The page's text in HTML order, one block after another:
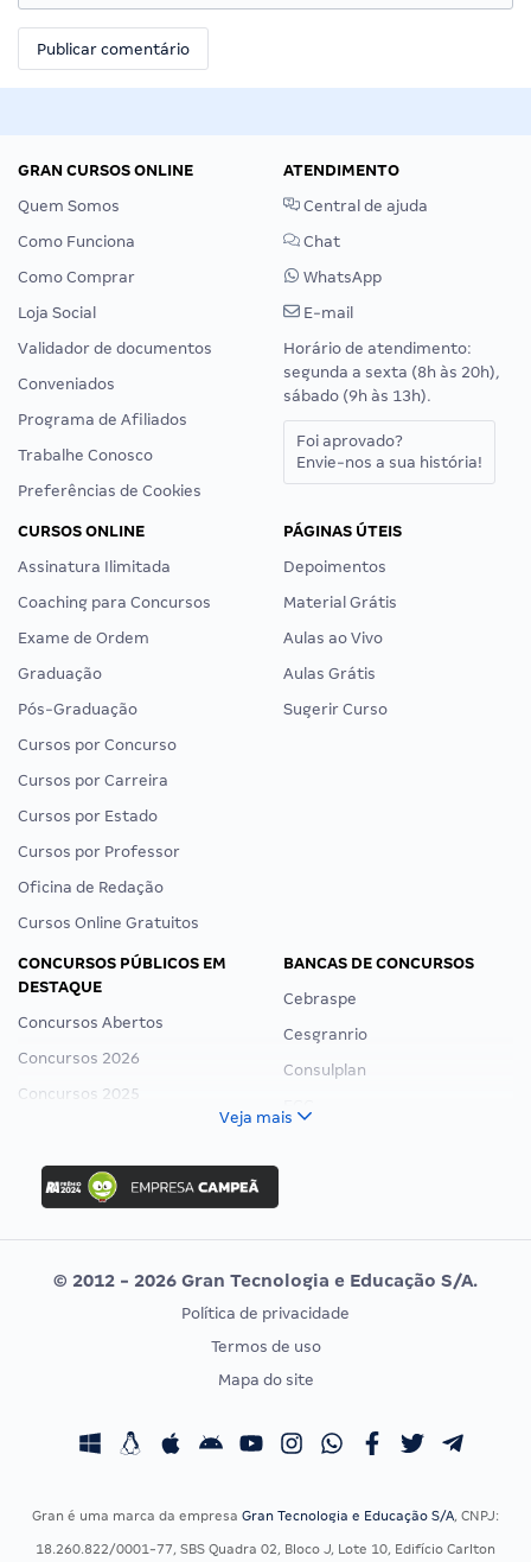
GRAN CURSOS ONLINE
Quem Somos
Como Funciona
Como Comprar
Loja Social
Validador de documentos
Conveniados
Programa de Afiliados
Trabalhe Conosco
Preferências de Cookies
ATENDIMENTO
Central de ajuda
Chat
WhatsApp
E-mail
Horário de atendimento:
segunda a sexta (8h às 20h),
sábado (9h às 13h).
Foi aprovado?
Envie-nos a sua história!
CURSOS ONLINE
Assinatura Ilimitada
Coaching para Concursos
Exame de Ordem
Graduação
Pós-Graduação
Cursos por Concurso
Cursos por Carreira
Cursos por Estado
Cursos por Professor
Oficina de Redação
Cursos Online Gratuitos
PÁGINAS ÚTEIS
Depoimentos
Material Grátis
Aulas ao Vivo
Aulas Grátis
Sugerir Curso
CONCURSOS PÚBLICOS EM
DESTAQUE
Concursos Abertos
Concursos 2026
Concursos 2025
Concurso Nacional Unificado
Concurso Ibama
Concurso MPU
Editais publicados
BANCAS DE CONCURSOS
Cebraspe
Cesgranrio
Consulplan
Vunesp
CONCURSOS POR PROFISSÃO
Concursos Fiscais
EXAME DE ORDEM
Calendário OAB
Veja mais
© 2012 - 2026 Gran Tecnologia e Educação S/A.
Política de privacidade
Termos de uso
Mapa do site
Gran é uma marca da empresa Gran Tecnologia e Educação S/A, CNPJ:
18.260.822/0001-77, SBS Quadra 02, Bloco J, Lote 10, Edifício Carlton